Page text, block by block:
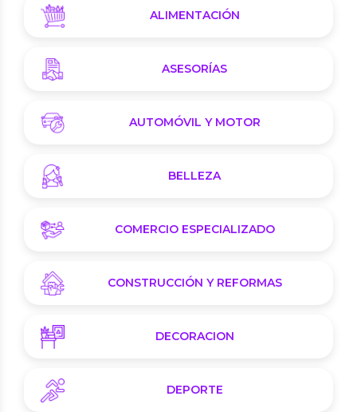
ALIMENTACIÓN
ASESORÍAS
AUTOMÓVIL Y MOTOR
BELLEZA
COMERCIO ESPECIALIZADO
CONSTRUCCIÓN Y REFORMAS
DECORACION
DEPORTE